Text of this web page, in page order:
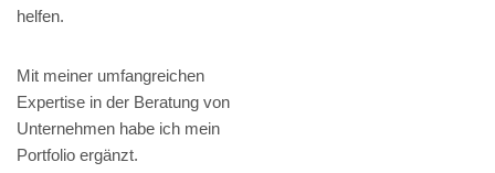
helfen.
Mit meiner umfangreichen
Expertise in der Beratung von
Unternehmen habe ich mein
Portfolio ergänzt.